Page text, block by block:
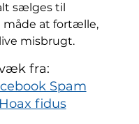
sælges til
måde at fortælle,
misbrugt.
fra:
Spam
fidus